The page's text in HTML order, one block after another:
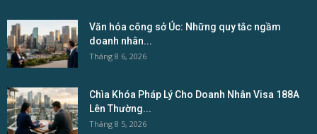
Văn hóa công sở Úc: Những quy tắc ngầm
doanh nhân...
Tháng 8 6, 2026
Chìa Khóa Pháp Lý Cho Doanh Nhân Visa 188A
Lên Thường...
Tháng 8 5, 2026